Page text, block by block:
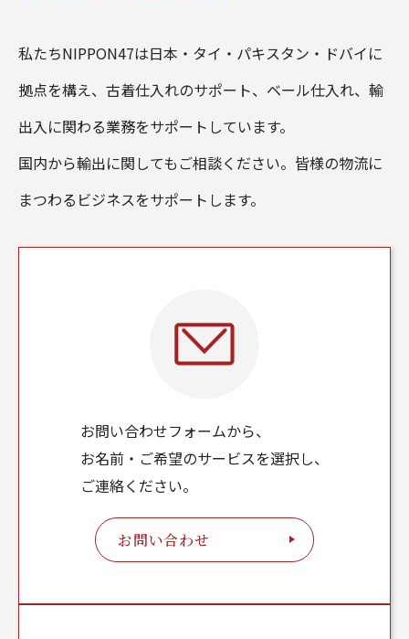
私たちNIPPON47は日本・タイ・パキスタン・ドバイに
拠点を構え、古着仕入れのサポート、ベール仕入れ、輸
出入に関わる業務をサポートしています。
国内から輸出に関してもご相談ください。皆様の物流に
まつわるビジネスをサポートします。
お問い合わせフォームから、
お名前・ご希望のサービスを選択し、
ご連絡ください。
お問い合わせ